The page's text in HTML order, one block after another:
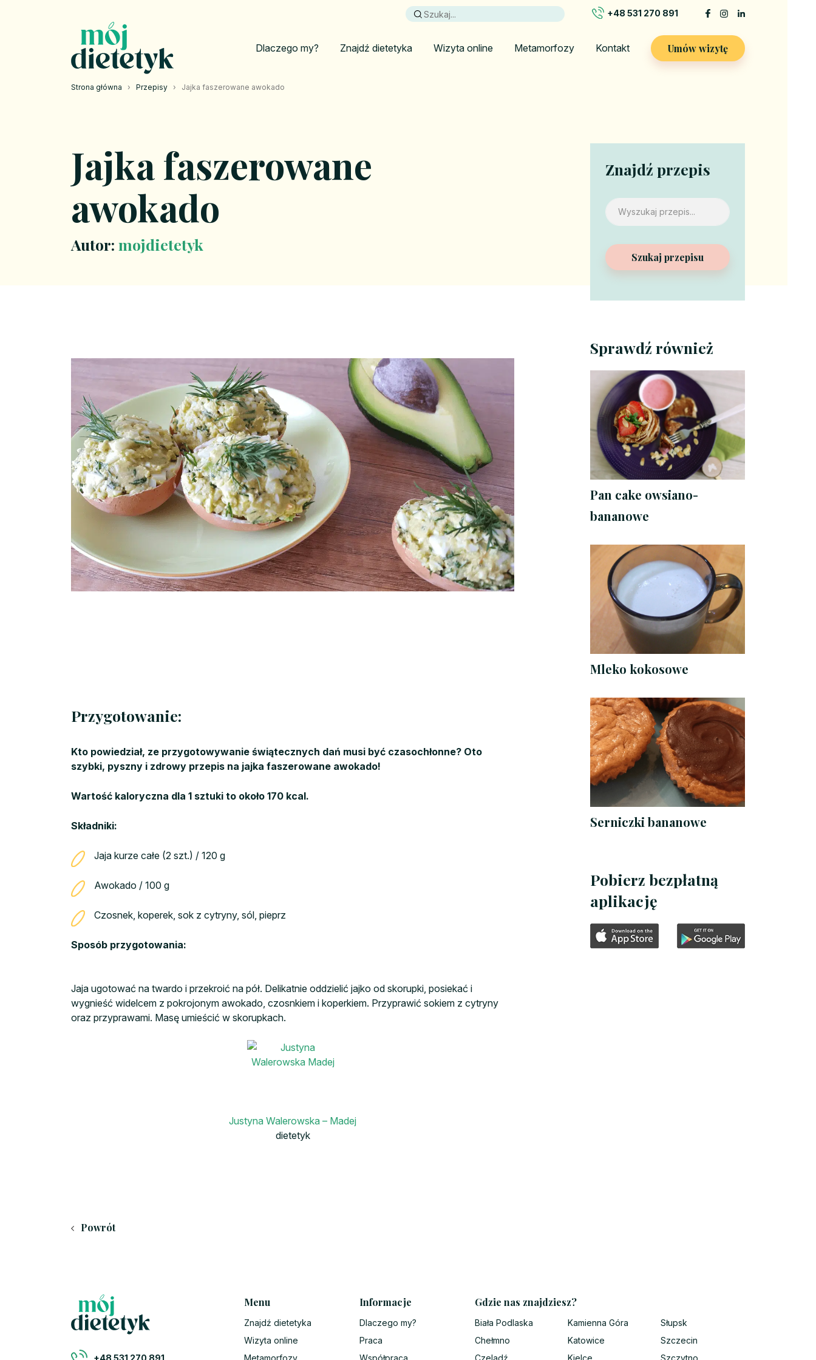
+48 531 270 891
Dlaczego my? Znajdź dietetyka Wizyta online Metamorfozy Kontakt Umów wizytę
Strona główna › Przepisy › Jajka faszerowane awokado
Jajka faszerowane
awokado
Autor: mojdietetyk
Przygotowanie:
Kto powiedział, ze przygotowywanie świątecznych dań musi być czasochłonne? Oto
szybki, pyszny i zdrowy przepis na jajka faszerowane awokado!
Wartość kaloryczna dla 1 sztuki to około 170 kcal.
Składniki:
Jaja kurze całe (2 szt.) / 120 g
Awokado / 100 g
Czosnek, koperek, sok z cytryny, sól, pieprz
Sposób przygotowania:
Jaja ugotować na twardo i przekroić na pół. Delikatnie oddzielić jajko od skorupki, posiekać i
wygnieść widelcem z pokrojonym awokado, czosnkiem i koperkiem. Przyprawić sokiem z cytryny
oraz przyprawami. Masę umieścić w skorupkach.
Justyna Walerowska – Madej
dietetyk
Powrót
Znajdź przepis
Szukaj przepisu
Sprawdź również
Pan cake owsiano-
bananowe
Mleko kokosowe
Serniczki bananowe
Pobierz bezpłatną
aplikację
+48 531 270 891
Menu
Znajdź dietetyka
Wizyta online
Metamorfozy
Informacje
Dlaczego my?
Praca
Współpraca
Gdzie nas znajdziesz?
Biała Podlaska
Chełmno
Czeladź
Kamienna Góra
Katowice
Kielce
Słupsk
Szczecin
Szczytno